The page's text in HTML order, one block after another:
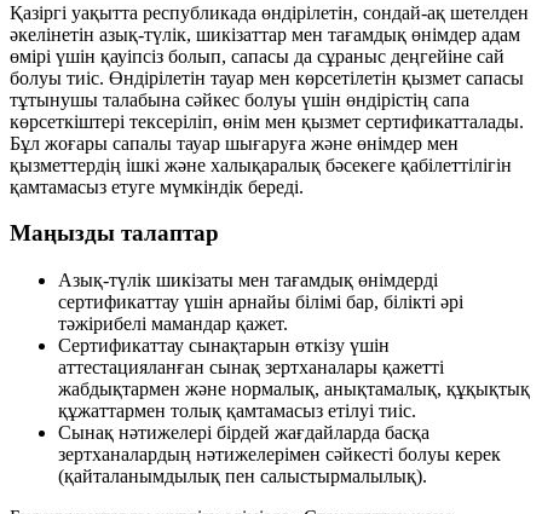
Қазіргі уақытта республикада өндірілетін, сондай-ақ шетелден
әкелінетін азық-түлік, шикізаттар мен тағамдық өнімдер адам
өмірі үшін қауіпсіз болып, сапасы да сұраныс деңгейіне сай
болуы тиіс. Өндірілетін тауар мен көрсетілетін қызмет сапасы
тұтынушы талабына сәйкес болуы үшін өндірістің сапа
көрсеткіштері тексеріліп, өнім мен қызмет сертификатталады.
Бұл жоғары сапалы тауар шығаруға және өнімдер мен
қызметтердің ішкі және халықаралық бәсекеге қабілеттілігін
қамтамасыз етуге мүмкіндік береді.
Маңызды талаптар
Азық-түлік шикізаты мен тағамдық өнімдерді
сертификаттау үшін арнайы білімі бар, білікті әрі
тәжірибелі мамандар қажет.
Сертификаттау сынақтарын өткізу үшін
аттестацияланған сынақ зертханалары қажетті
жабдықтармен және нормалық, анықтамалық, құқықтық
құжаттармен толық қамтамасыз етілуі тиіс.
Сынақ нәтижелері бірдей жағдайларда басқа
зертханалардың нәтижелерімен сәйкесті болуы керек
(қайталанымдылық пен салыстырмалылық).